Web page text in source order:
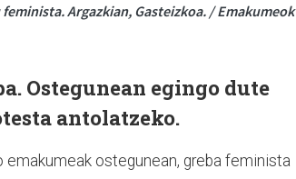
Argazkian, Gasteizkoa. /
Ostegunean egingo dute
antolatzeko.
emakumeak ostegunean, greba feminista